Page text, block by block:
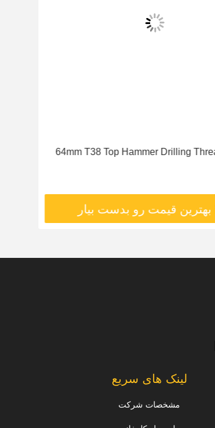
64mm T38 Top Hammer Drilling Thread Bits Hard
بهترین قیمت رو بدست بیار
لینک های سریع
مشخصات شرکت